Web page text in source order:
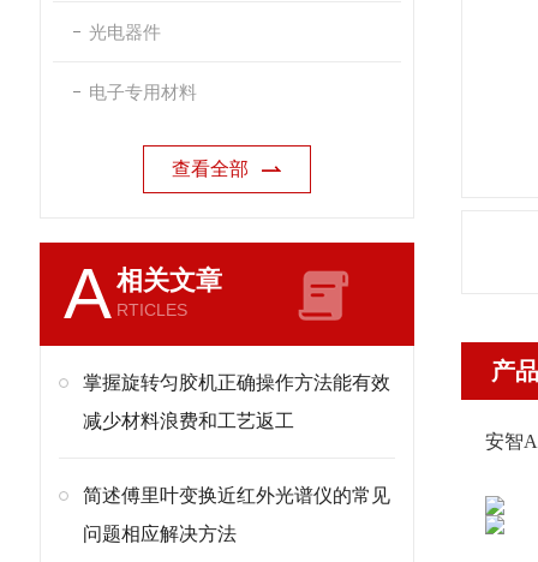
光电器件
电子专用材料
查看全部
A相关文章
RTICLES
掌握旋转匀胶机正确操作方法能有效
减少材料浪费和工艺返工
简述傅里叶变换近红外光谱仪的常见
问题相应解决方法
产
安智